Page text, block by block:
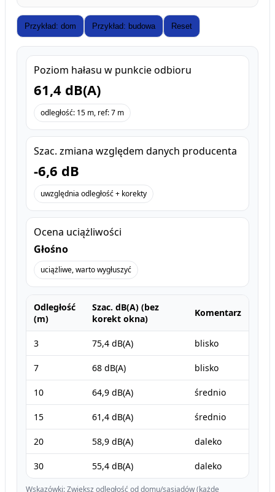
Przykład: dom Przykład: budowa Reset
Poziom hałasu w punkcie odbioru
61,4 dB(A)
odległość: 15 m, ref: 7 m
Szac. zmiana względem danych producenta
-6,6 dB
uwzględnia odległość + korekty
Ocena uciążliwości
Głośno
uciążliwe, warto wygłuszyć
Odległość
(m)
Szac. dB(A) (bez
korekt okna)
Komentarz
3 75,4 dB(A) blisko
7 68 dB(A) blisko
10 64,9 dB(A) średnio
15 61,4 dB(A) średnio
20 58,9 dB(A) daleko
30 55,4 dB(A) daleko
Wskazówki: Zwiększ odległość od domu/sąsiadów (każde